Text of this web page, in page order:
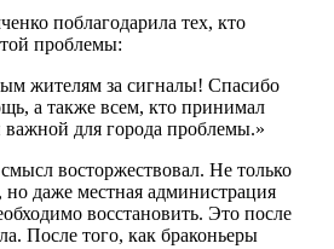
поблагодарила тех, кто
проблемы:
жителям за сигналы! Спасибо
а также всем, кто принимал
важной для города проблемы.»
восторжествовал. Не только
даже местная администрация
восстановить. Это после
После того, как браконьеры